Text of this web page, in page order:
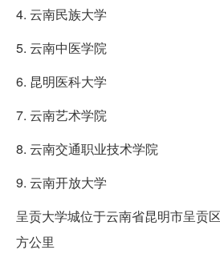
4. 云南民族大学
5. 云南中医学院
6. 昆明医科大学
7. 云南艺术学院
8. 云南交通职业技术学院
9. 云南开放大学
呈贡大学城位于云南省昆明市呈贡
方公里